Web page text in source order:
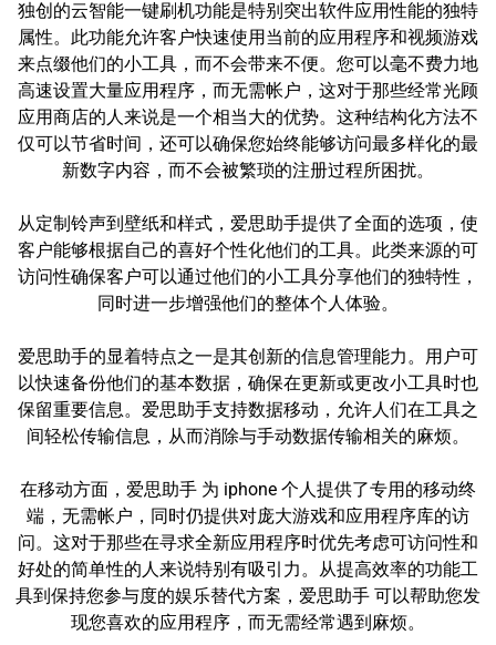
独创的云智能一键刷机功能是特别突出软件应用性能的独特
属性。此功能允许客户快速使用当前的应用程序和视频游戏
来点缀他们的小工具，而不会带来不便。您可以毫不费力地
高速设置大量应用程序，而无需帐户，这对于那些经常光顾
应用商店的人来说是一个相当大的优势。这种结构化方法不
仅可以节省时间，还可以确保您始终能够访问最多样化的最
新数字内容，而不会被繁琐的注册过程所困扰。
从定制铃声到壁纸和样式，爱思助手提供了全面的选项，使
客户能够根据自己的喜好个性化他们的工具。此类来源的可
访问性确保客户可以通过他们的小工具分享他们的独特性，
同时进一步增强他们的整体个人体验。
爱思助手的显着特点之一是其创新的信息管理能力。用户可
以快速备份他们的基本数据，确保在更新或更改小工具时也
保留重要信息。爱思助手支持数据移动，允许人们在工具之
间轻松传输信息，从而消除与手动数据传输相关的麻烦。
在移动方面，爱思助手 为 iphone 个人提供了专用的移动终
端，无需帐户，同时仍提供对庞大游戏和应用程序库的访
问。这对于那些在寻求全新应用程序时优先考虑可访问性和
好处的简单性的人来说特别有吸引力。从提高效率的功能工
具到保持您参与度的娱乐替代方案，爱思助手 可以帮助您发
现您喜欢的应用程序，而无需经常遇到麻烦。